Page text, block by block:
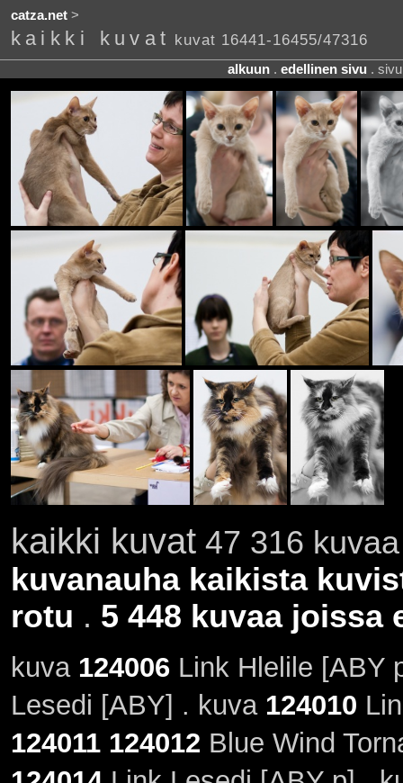
catza.net>
kaikki kuvat kuvat 16441-16455/47316
alkuun . edellinen sivu .
kaikki kuvat47 316
kuvanauha kaikista
rotu . 5 448 kuvaa joissa
kuva 124006Link Hlelile [ABY
Lesedi [ABY] . kuva 124010
124011 124012 Blue Wind